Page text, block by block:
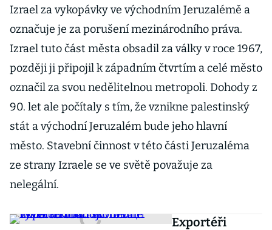
Izrael za vykopávky ve východním Jeruzalémě a
označuje je za porušení mezinárodního práva.
Izrael tuto část města obsadil za války v roce 1967,
později ji připojil k západním čtvrtím a celé město
označil za svou nedělitelnou metropoli. Dohody z
90. let ale počítaly s tím, že vznikne palestinský
stát a východní Jeruzalém bude jeho hlavní
město. Stavební činnost v této části Jeruzaléma
ze strany Izraele se ve světě považuje za
nelegální.
Exportéři